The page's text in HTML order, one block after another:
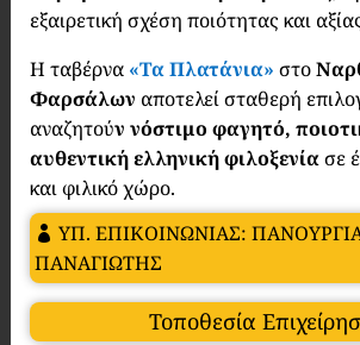
εξαιρετική σχέση ποιότητας και
Η ταβέρνα «Τα Πλατάνια» στο
Φαρσάλων αποτελεί σταθερή
αναζητούν νόστιμο φαγητό,
αυθεντική ελληνική φιλοξενίασε
και φιλικό χώρο.
ΥΠ. ΕΠΙΚΟΙΝΩΝΙΑΣ:
ΠΑΝΑΓΙΩΤΗΣ
Τοποθεσία